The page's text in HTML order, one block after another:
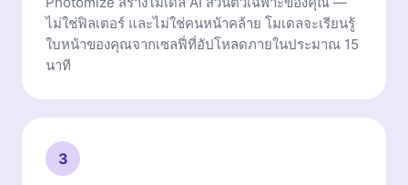
ไม่ใช่ฟิลเตอร์ และไม่ใช่คนหน้าคล้าย โมเดลจะเรียนรู้
ใบหน้าของคุณจากเซลฟี่ที่อัปโหลดภายในประมาณ 15
นาที
3